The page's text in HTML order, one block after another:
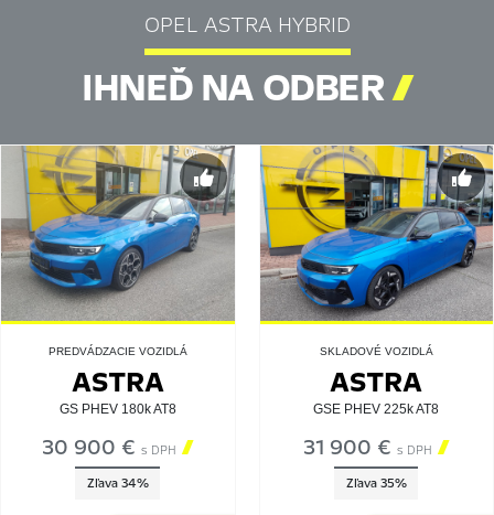
OPEL ASTRA HYBRID
IHNEĎ NA ODBER
PREDVÁDZACIE VOZIDLÁ
ASTRA
GS PHEV 180k AT8
30 900 €s DPH 
Zľava 34%
SKLADOVÉ VOZIDLÁ
ASTRA
GSE PHEV 225k AT8
31 900 €s DPH 
Zľava 35%